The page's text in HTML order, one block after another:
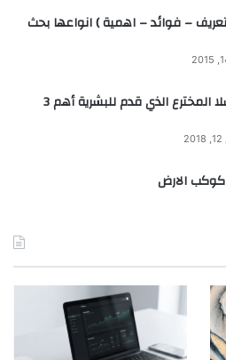
تعريف – فوائد – اهمية ) انواعها بحث
نيكولا تسلا المخترع الذي قدم للبشرية أهم 3
الارض